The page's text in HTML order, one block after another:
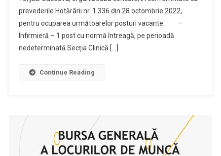
prevederile Hotărârii nr. 1.336 din 28 octombrie 2022,
pentru ocuparea următoarelor posturi vacante: –
Infirmieră – 1 post cu normă întreagă, pe perioadă
nedeterminată Secția Clinică […]
Continue Reading